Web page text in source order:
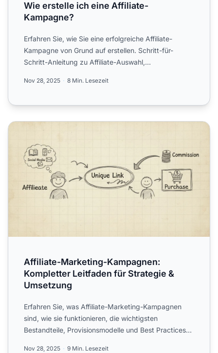
Wie erstelle ich eine Affiliate-
Kampagne?
Erfahren Sie, wie Sie eine erfolgreiche Affiliate-
Kampagne von Grund auf erstellen. Schritt-für-
Schritt-Anleitung zu Affiliate-Auswahl,
Nov 28, 2025 8 Min. Lesezeit
Affiliate-Marketing-Kampagnen: Kompletter Leitfaden für
Affiliate-Marketing-Kampagnen:
Kompletter Leitfaden für Strategie &
Umsetzung
Erfahren Sie, was Affiliate-Marketing-Kampagnen
sind, wie sie funktionieren, die wichtigsten
Bestandteile, Provisionsmodelle und Best Practices
Nov 28, 2025 9 Min. Lesezeit